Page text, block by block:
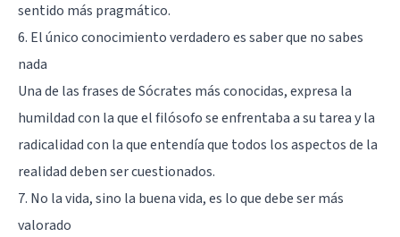
sentido más pragmático.
6. El único conocimiento verdadero es saber que no sabes
nada
Una de las frases de Sócrates más conocidas, expresa la
humildad con la que el filósofo se enfrentaba a su tarea y la
radicalidad con la que entendía que todos los aspectos de la
realidad deben ser cuestionados.
7. No la vida, sino la buena vida, es lo que debe ser más
valorado